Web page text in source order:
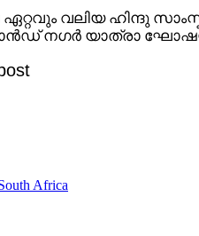
വലിയ ഹിന്ദു
നഗർ യാത്രാ
Africa